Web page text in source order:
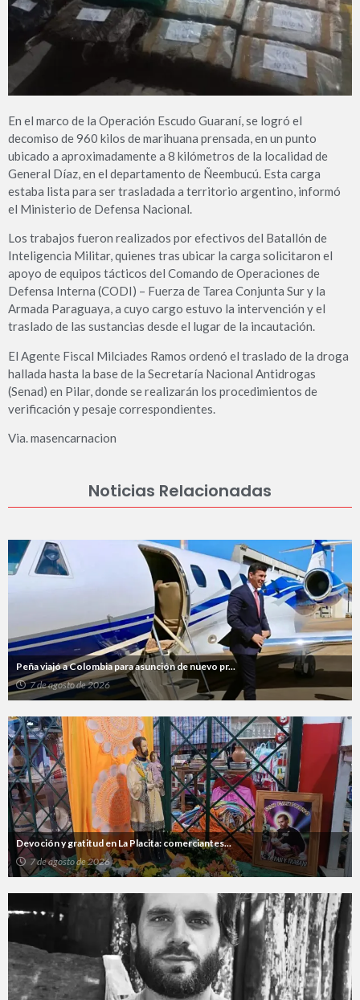
En el marco de la Operación Escudo Guaraní, se logró el
decomiso de 960 kilos de marihuana prensada, en un punto
ubicado a aproximadamente a 8 kilómetros de la localidad de
General Díaz, en el departamento de Ñeembucú. Esta carga
estaba lista para ser trasladada a territorio argentino, informó
el Ministerio de Defensa Nacional.
Los trabajos fueron realizados por efectivos del Batallón de
Inteligencia Militar, quienes tras ubicar la carga solicitaron el
apoyo de equipos tácticos del Comando de Operaciones de
Defensa Interna (CODI) – Fuerza de Tarea Conjunta Sur y la
Armada Paraguaya, a cuyo cargo estuvo la intervención y el
traslado de las sustancias desde el lugar de la incautación.
El Agente Fiscal Milciades Ramos ordenó el traslado de la droga
hallada hasta la base de la Secretaría Nacional Antidrogas
(Senad) en Pilar, donde se realizarán los procedimientos de
verificación y pesaje correspondientes.
Via. masencarnacion
Noticias Relacionadas
Peña viajó a Colombia para asunción de nuevo pr...
7 de agosto de 2026
Devoción y gratitud en La Placita: comerciantes...
7 de agosto de 2026